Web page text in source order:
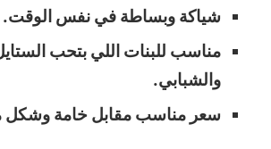
شياكة وبساطة في نفس الوقت.
مناسب للبنات اللي بتحب
والشبابي.
سعر مناسب مقابل خامة وشكل